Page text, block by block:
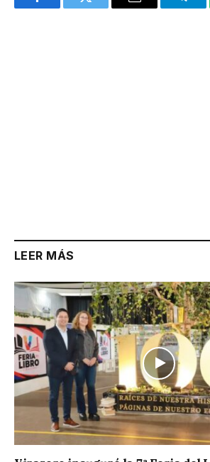
FacebookTwitter Email
LEER MÁS